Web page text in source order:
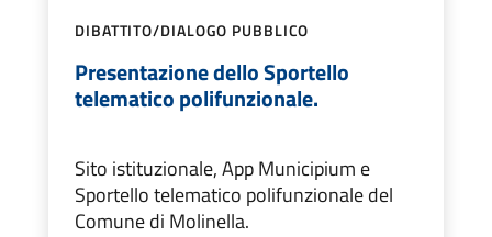
DIBATTITO/DIALOGO PUBBLICO
Presentazione dello Sportello
telematico polifunzionale.
Sito istituzionale, App Municipium e
Sportello telematico polifunzionale del
Comune di Molinella.